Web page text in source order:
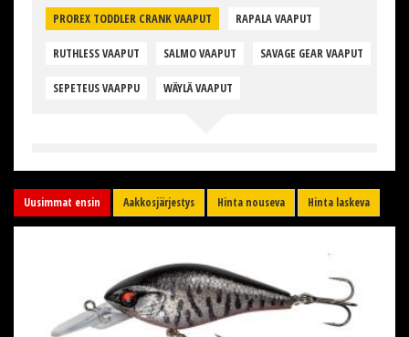
PROREX TODDLER CRANK VAAPUT RAPALA VAAPUT
RUTHLESS VAAPUT SALMO VAAPUT SAVAGE GEAR VAAPUT
SEPETEUS VAAPPU WÄYLÄ VAAPUT
Uusimmat ensin Aakkosjärjestys Hinta nouseva Hinta laskeva